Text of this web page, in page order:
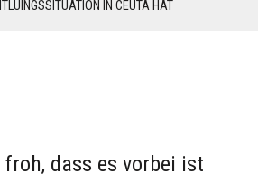
IN CEUTA HAT
dass es vorbei ist